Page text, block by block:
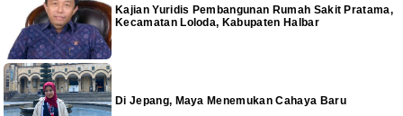
Kajian Yuridis Pembangunan Rumah Sakit Pratama,
Kecamatan Loloda, Kabupaten Halbar
Di Jepang, Maya Menemukan Cahaya Baru